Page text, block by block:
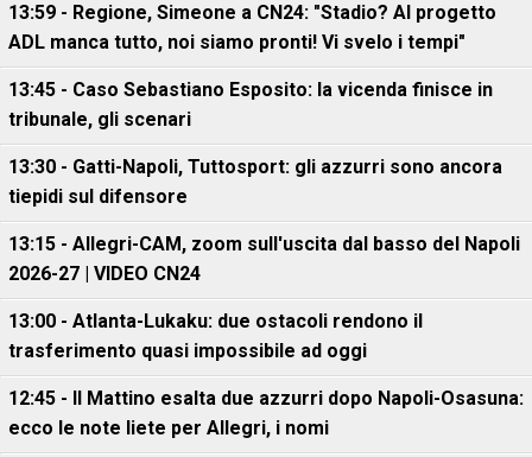
13:59 - Regione, Simeone a CN24: "Stadio? Al progetto
ADL manca tutto, noi siamo pronti! Vi svelo i tempi"
13:45 - Caso Sebastiano Esposito: la vicenda finisce in
tribunale, gli scenari
13:30 - Gatti-Napoli, Tuttosport: gli azzurri sono ancora
tiepidi sul difensore
13:15 - Allegri-CAM, zoom sull'uscita dal basso del Napoli
2026-27 | VIDEO CN24
13:00 - Atlanta-Lukaku: due ostacoli rendono il
trasferimento quasi impossibile ad oggi
12:45 - Il Mattino esalta due azzurri dopo Napoli-Osasuna:
ecco le note liete per Allegri, i nomi